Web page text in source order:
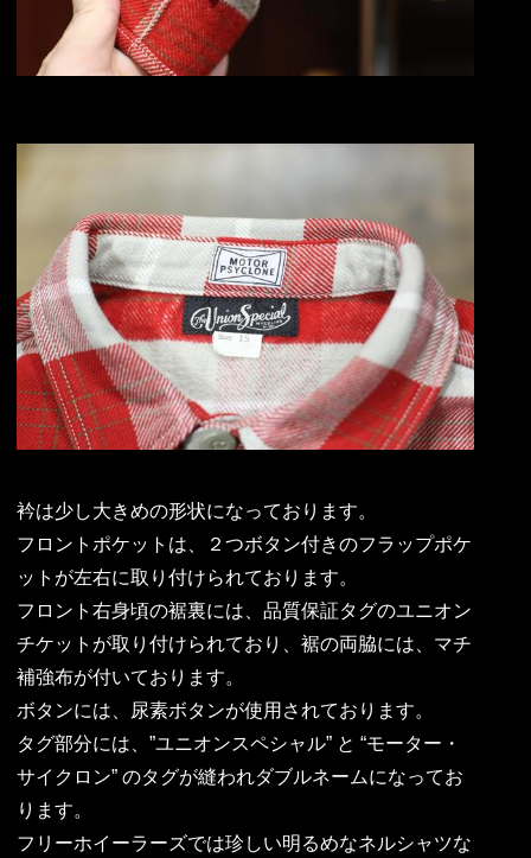
衿は少し大きめの形状になっております。
フロントポケットは、２つボタン付きのフラップポケ
ットが左右に取り付けられております。
フロント右身頃の裾裏には、品質保証タグのユニオン
チケットが取り付けられており、裾の両脇には、マチ
補強布が付いております。
ボタンには、尿素ボタンが使用されております。
タグ部分には、”ユニオンスペシャル” と “モーター・
サイクロン” のタグが縫われダブルネームになってお
ります。
フリーホイーラーズでは珍しい明るめなネルシャツな